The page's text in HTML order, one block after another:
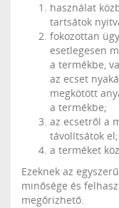
használat
tartsátok
fokozottan
esetlegesen
a termékbe,
az ecset
megkötött
a termékbe;
az ecsetről a
távolítsátok el;
a terméket
Ezeknek az
minősége és
megőrizhető.